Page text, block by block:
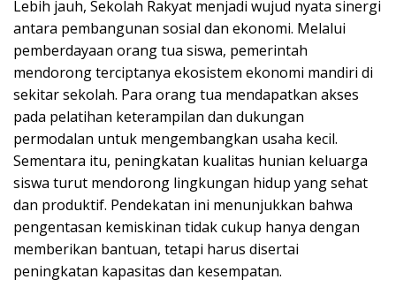
Lebih jauh, Sekolah Rakyat menjadi wujud nyata sinergi
antara pembangunan sosial dan ekonomi. Melalui
pemberdayaan orang tua siswa, pemerintah
mendorong terciptanya ekosistem ekonomi mandiri di
sekitar sekolah. Para orang tua mendapatkan akses
pada pelatihan keterampilan dan dukungan
permodalan untuk mengembangkan usaha kecil.
Sementara itu, peningkatan kualitas hunian keluarga
siswa turut mendorong lingkungan hidup yang sehat
dan produktif. Pendekatan ini menunjukkan bahwa
pengentasan kemiskinan tidak cukup hanya dengan
memberikan bantuan, tetapi harus disertai
peningkatan kapasitas dan kesempatan.